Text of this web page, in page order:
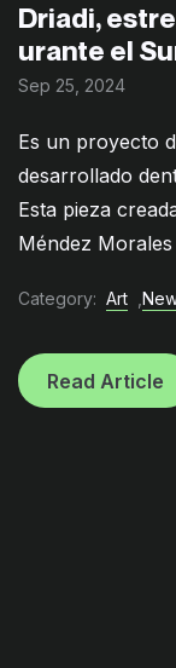
Driadi,
urante el
Sep 25, 2024
Es un proyecto
desarrollado
Esta pieza
Méndez Morales
Category: Art
Read Article